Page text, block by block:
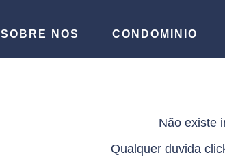
SOBRE NOS CONDOMINIO
Não existe
Qualquer duvida